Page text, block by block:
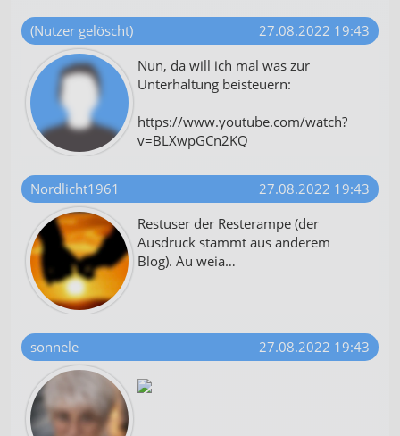
(Nutzer gelöscht)
27.08.2022 19:43
Nun, da will ich mal was zur
Unterhaltung beisteuern:
https://www.youtube.com/watch?
v=BLXwpGCn2KQ
Nordlicht1961
27.08.2022 19:43
Restuser der Resterampe (der
Ausdruck stammt aus anderem
Blog). Au weia…
sonnele 27.08.2022 19:43